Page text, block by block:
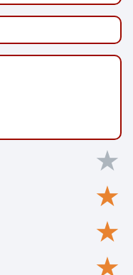
★
★
★
★